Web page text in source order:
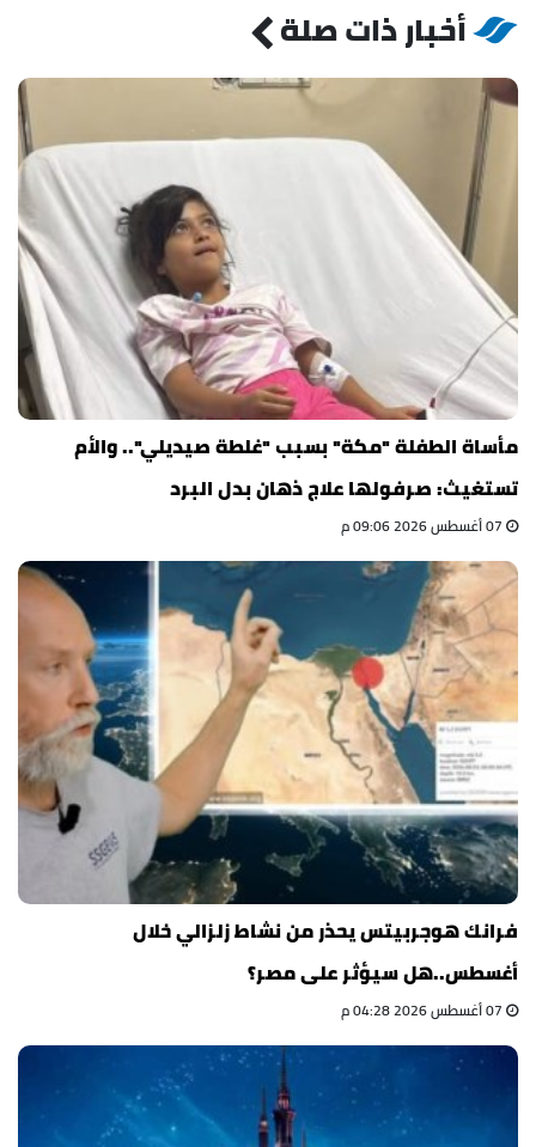
أخبار ذات صلة
مأساة الطفلة "مكة" بسبب "غلطة صيديلي".. والأم
تستغيث: صرفولها علاج ذهان بدل البرد
فرانك هوجربيتس يحذر من نشاط زلزالي خلال
أغسطس..هل سيؤثر على مصر؟